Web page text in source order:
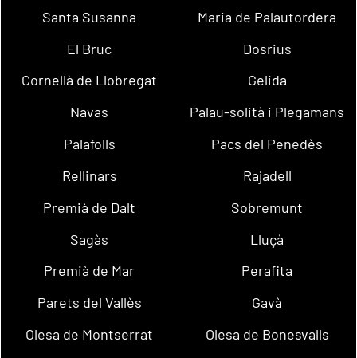
Santa Susanna
Maria de Palautordera
El Bruc
Dosrius
Cornellà de Llobregat
Gelida
Navas
Palau-solità i Plegamans
Palafolls
Pacs del Penedès
Rellinars
Rajadell
Premià de Dalt
Sobremunt
Sagàs
Lluçà
Premià de Mar
Perafita
Parets del Vallès
Gavà
Olesa de Montserrat
Olesa de Bonesvalls